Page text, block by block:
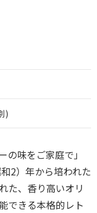
)
味をご家庭で」
2）年から培われた
た、香り高いオリ
できる本格的レト